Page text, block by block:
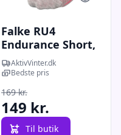
Falke RU4
Endurance Short,
løbestrømper,
dame, lyserød
AktivVinter.dk
Bedste pris
169 kr.
149 kr.
Til butik